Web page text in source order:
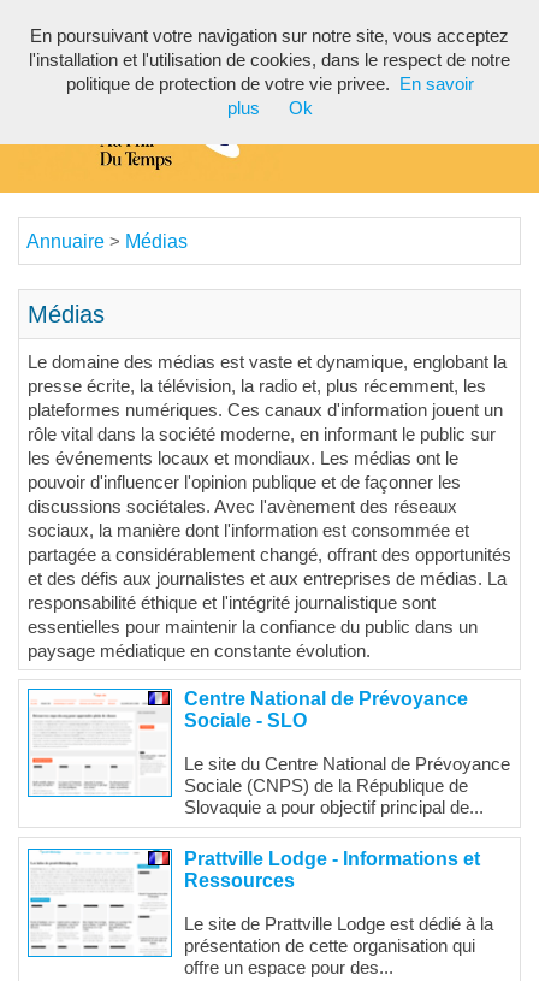
Annuaire > Médias
Médias
Le domaine des médias est vaste et dynamique, englobant la
presse écrite, la télévision, la radio et, plus récemment, les
plateformes numériques. Ces canaux d'information jouent un
rôle vital dans la société moderne, en informant le public sur
les événements locaux et mondiaux. Les médias ont le
pouvoir d'influencer l'opinion publique et de façonner les
discussions sociétales. Avec l'avènement des réseaux
sociaux, la manière dont l'information est consommée et
partagée a considérablement changé, offrant des opportunités
et des défis aux journalistes et aux entreprises de médias. La
responsabilité éthique et l'intégrité journalistique sont
essentielles pour maintenir la confiance du public dans un
paysage médiatique en constante évolution.
Centre National de Prévoyance
Sociale - SLO
Le site du Centre National de Prévoyance
Sociale (CNPS) de la République de
Slovaquie a pour objectif principal de...
Prattville Lodge - Informations et
Ressources
Le site de Prattville Lodge est dédié à la
présentation de cette organisation qui
offre un espace pour des...
En poursuivant votre navigation sur notre site, vous acceptez
l'installation et l'utilisation de cookies, dans le respect de notre
politique de protection de votre vie privee.
En savoir
plus
Ok